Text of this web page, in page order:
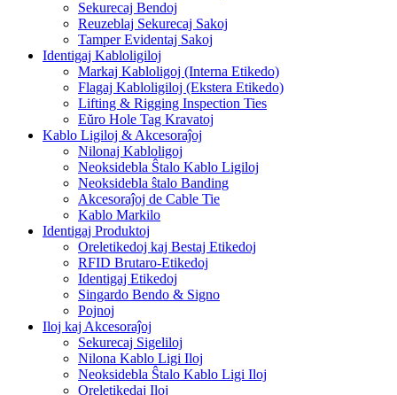
Sekurecaj Bendoj
Reuzeblaj Sekurecaj Sakoj
Tamper Evidentaj Sakoj
Identigaj Kabloligiloj
Markaj Kabloligoj (Interna Etikedo)
Flagaj Kabloligiloj (Ekstera Etikedo)
Lifting & Rigging Inspection Ties
Eŭro Hole Tag Kravatoj
Kablo Ligiloj & Akcesoraĵoj
Nilonaj Kabloligoj
Neoksidebla Ŝtalo Kablo Ligiloj
Neoksidebla ŝtalo Banding
Akcesoraĵoj de Cable Tie
Kablo Markilo
Identigaj Produktoj
Oreletikedoj kaj Bestaj Etikedoj
RFID Brutaro-Etikedoj
Identigaj Etikedoj
Singardo Bendo & Signo
Pojnoj
Iloj kaj Akcesoraĵoj
Sekurecaj Sigeliloj
Nilona Kablo Ligi Iloj
Neoksidebla Ŝtalo Kablo Ligi Iloj
Oreletikedaj Iloj